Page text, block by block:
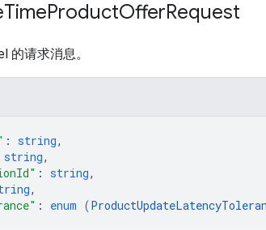
TimeProductOfferRequest
的请求消息。
: string,
string,
: string,
,
: enum (